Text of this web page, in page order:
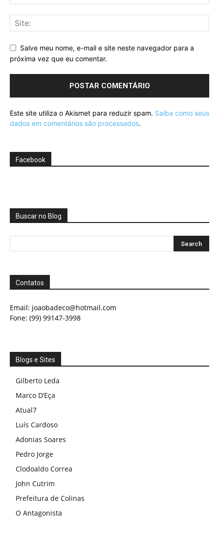
Salve meu nome, e-mail e site neste navegador para a
próxima vez que eu comentar.
Este site utiliza o Akismet para reduzir spam. Saiba como seus
dados em comentários são processados.
Facebook
Buscar no Blog
Contatos
Email: joaobadeco@hotmail.com
Fone: (99) 99147-3998
Blogs e Sites
Gilberto Leda
Marco D’Eça
Atual7
Luís Cardoso
Adonias Soares
Pedro Jorge
Clodoaldo Correa
John Cutrim
Prefeitura de Colinas
O Antagonista